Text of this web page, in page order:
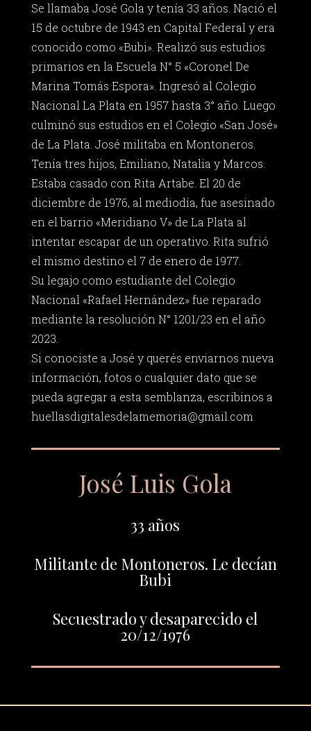
Se llamaba José Gola y tenía 33 años. Nació el
15 de octubre de 1943 en Capital Federal y era
conocido como «Bubi». Realizó sus estudios
primarios en la Escuela N° 5 «Coronel De
Marina Tomás Espora». Ingresó al Colegio
Nacional La Plata en 1957 hasta 3° año. Luego
culminó sus estudios en el Colegio «San José»
de La Plata. José militaba en Montoneros.
Tenía tres hijos, Emiliano, Natalia y Marcos.
Estaba casado con Rita Artabe. El 20 de
diciembre de 1976, al mediodía, fue asesinado
en el barrio «Meridiano V» de La Plata al
intentar escapar de un operativo. Rita sufrió
el mismo destino el 7 de enero de 1977.
Su legajo como estudiante del Colegio
Nacional «Rafael Hernández» fue reparado
mediante la resolución N° 1201/23 en el año
2023.
Si conociste a José y querés enviarnos nueva
información, fotos o cualquier dato que se
pueda agregar a esta semblanza, escribinos a
huellasdigitalesdelamemoria@gmail.com
José Luis Gola
33 años
Militante de Montoneros. Le decían
Bubi
Secuestrado y desaparecido el
20/12/1976